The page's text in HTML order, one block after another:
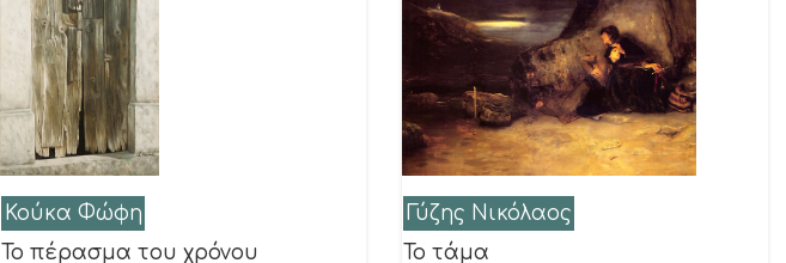
Κούκα Φώφη
Το πέρασμα του χρόνου
Γύζης Νικόλαος
Το τάμα